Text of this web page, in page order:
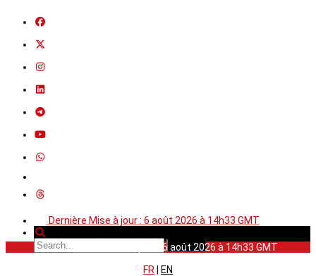
Dernière Mise à jour : 6 août 2026 à 14h33 GMT
Dernière Mise à jour : 6 août 2026 à 14h33 GMT
FR
EN